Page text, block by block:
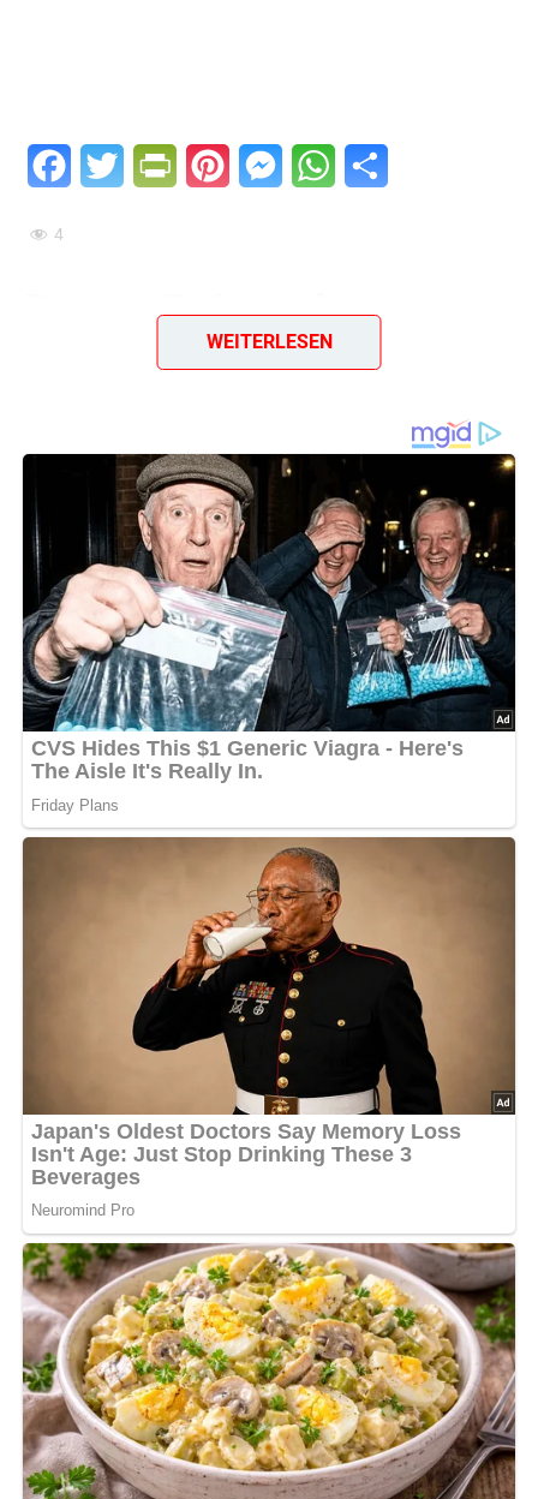
FacebookTwitter PrintFriendly
PinterestMessengerWhatsApp
4
Bunter Reistopf –
herzhafte Reispfanne mit
Fleisch, Gemüse und
Käse
Der Bunte Reistopfist ein sättigendes Pfannengericht, bei
demReis, kleineFleischwürfel und verschiedenes
Gemüse gemeinsam garen. Durch das Kochen direkt in
Brühenimmt der Reis Geschmack auf und verbindet sich
mit den übrigen Zutaten zu einem ausgewogenen Gericht,
bei dem Fleisch und Gemüse gleichmäßig verteilt sind.
Zunächst wird das Fleisch kurz angebraten, damit sich
Röstaromen bilden. Erst danach kommt der Reis dazu.
Wichtig ist, dass die Flüssigkeit heiß zugegeben wird – so
beginnt der Garprozess sofort und der Reis quillt
gleichmäßig. Während des Kochens sollte die Hitze
niedrig bleiben, damit nichts anbrennt und die Körner
Sobald der Reis etwa halb gar ist, kommen
Tomaten,
Champignons und Erbsenhinzu. Sie brauchen deutlich
weniger Garzeit und behalten dadurch Farbe und
Geschmack. Am Ende wird das fertige Gericht mit
geriebenem Käsebestreut, der durch die Restwärme
schmilzt und eine leichte Bindung erzeugt. Vor dem
Servieren empfiehlt sich eine kurze Ruhezeit von wenigen
Minuten, damit der Reis vollständig ausquellen kann.
Zubereitungszeit:ca. 40 Minuten
Kalorien pro Portion:ca. 560 kcal
WEITERLESEN